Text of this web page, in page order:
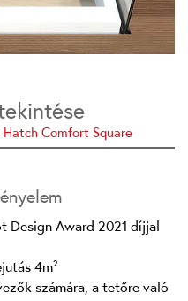
Hatch Comfort Square
Design Award 2021 díjjal
4m²
számára, a tetőre való